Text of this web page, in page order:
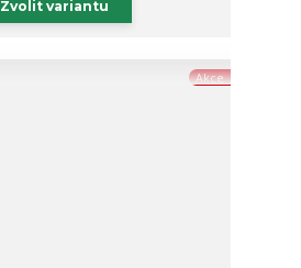
Zvolit variantu
Akce